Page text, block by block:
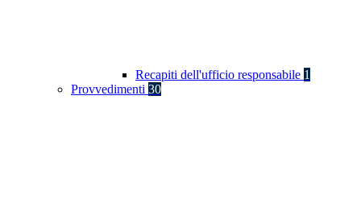
Recapiti dell'ufficio responsabile 1
Provvedimenti 30